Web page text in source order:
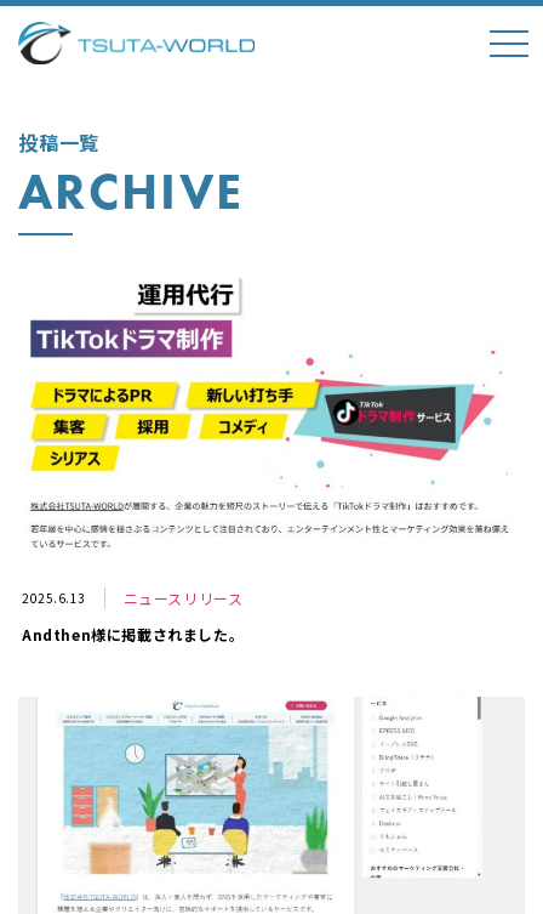
投稿一覧
ARCHIVE
2025.6.13
ニュースリリース
Andthen様に掲載されました。